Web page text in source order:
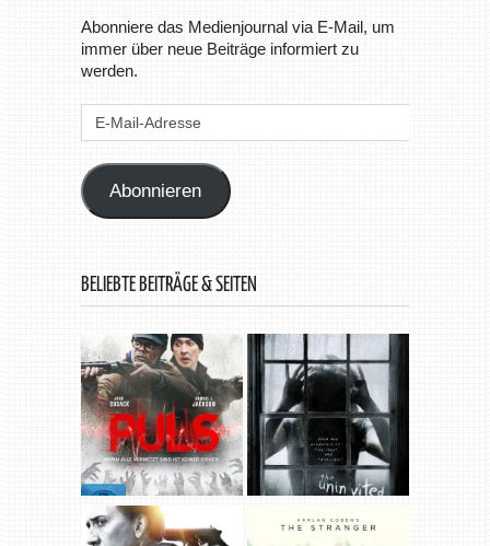
Abonniere das Medienjournal via E-Mail, um
immer über neue Beiträge informiert zu
werden.
Mail-
Abonnieren
BELIEBTE BEITRÄGE & SEITEN